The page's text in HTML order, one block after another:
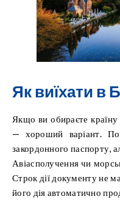
Як виїхати в
Якщо ви обираєте країну
— хороший варіант.
закордонного паспорту,
Авіасполучення чи
Строк дії документу не
його дія автоматично